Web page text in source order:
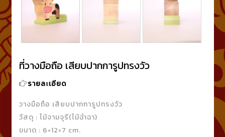
ที่วางมือถือ เสียบปากการูปทรงวัว
รายละเอียด
วางมือถือ เสียบปากการูปทรงวัว
วัสดุ : ไม้จามจุรี(ไม้ฉำฉา)
ขนาด : 6×12×7 cm.